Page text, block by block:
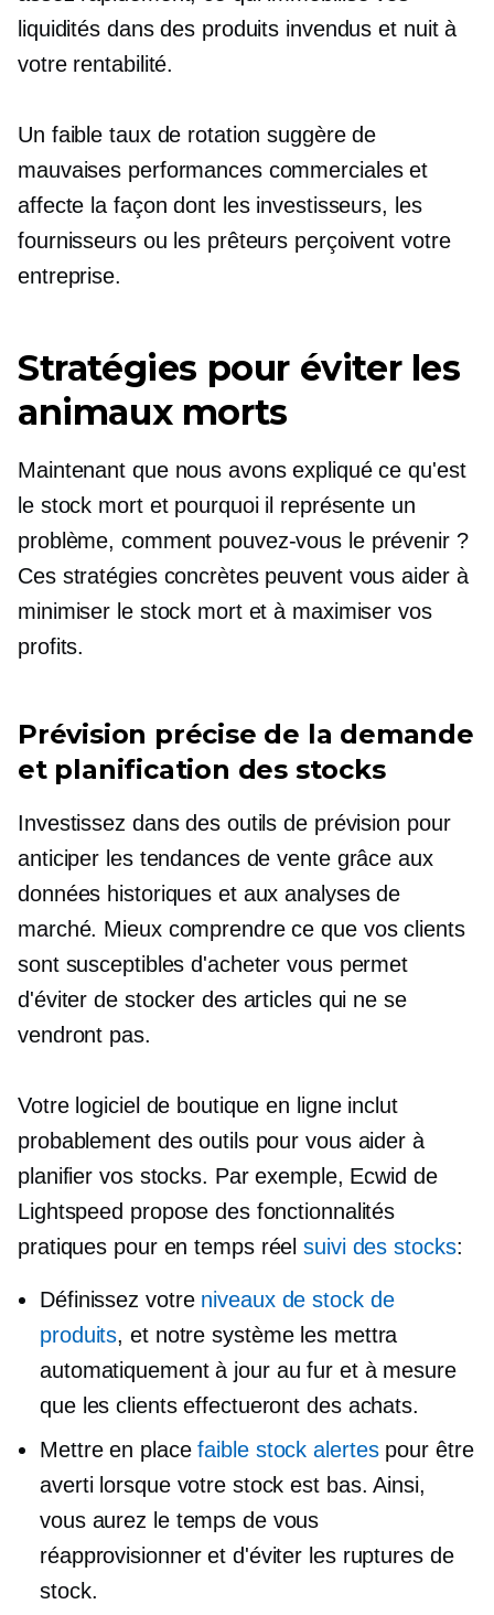
liquidités dans des produits invendus et nuit à
votre rentabilité.
Un faible taux de rotation suggère de
mauvaises performances commerciales et
affecte la façon dont les investisseurs, les
fournisseurs ou les prêteurs perçoivent votre
entreprise.
Stratégies pour éviter les
animaux morts
Maintenant que nous avons expliqué ce qu'est
le stock mort et pourquoi il représente un
problème, comment pouvez-vous le prévenir ?
Ces stratégies concrètes peuvent vous aider à
minimiser le stock mort et à maximiser vos
profits.
Prévision précise de la demande
et planification des stocks
Investissez dans des outils de prévision pour
anticiper les tendances de vente grâce aux
données historiques et aux analyses de
marché. Mieux comprendre ce que vos clients
sont susceptibles d'acheter vous permet
d'éviter de stocker des articles qui ne se
vendront pas.
Votre logiciel de boutique en ligne inclut
probablement des outils pour vous aider à
planifier vos stocks. Par exemple, Ecwid de
Lightspeed propose des fonctionnalités
pratiques pour en temps réel suivi des stocks:
Définissez votre niveaux de stock de
produits, et notre système les mettra
automatiquement à jour au fur et à mesure
que les clients effectueront des achats.
Mettre en placefaible stock alertespour être
averti lorsque votre stock est bas. Ainsi,
vous aurez le temps de vous
réapprovisionner et d'éviter les ruptures de
stock.